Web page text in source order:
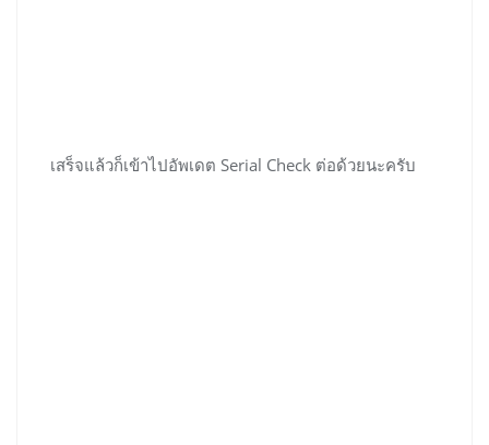
เสร็จแล้วก็เข้าไปอัพเดต Serial Check ต่อด้วยนะครับ